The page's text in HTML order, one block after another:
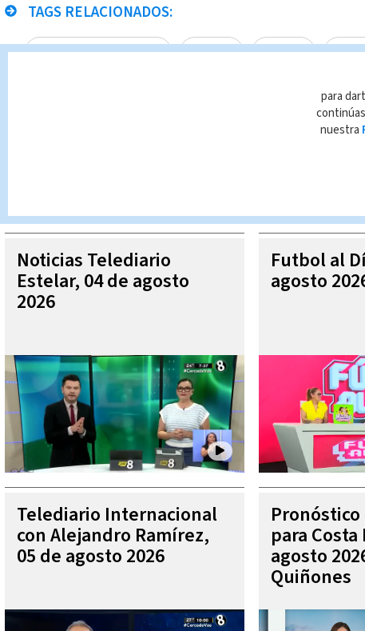
TAGS RELACIONADOS:
Multimedios Costa Rica en vivo Canal8
Queda prohibida la reproducción total o parcial del contenido
Noticias Telediario
Estelar, 04 de agosto
2026
Futbol al
agosto
Telediario Internacional
con Alejandro Ramírez,
05 de agosto 2026
para Costa
agosto
Quiñones
para
nuestra